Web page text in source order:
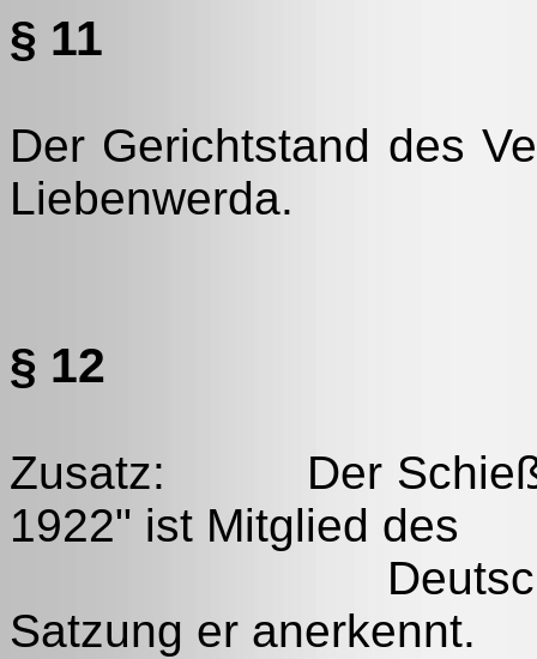
§ 11
Der Gerichtstand des
Liebenwerda.
§ 12
Zusatz: Der
1922" ist Mitglied des
Deutschen
Satzung er anerkennt.